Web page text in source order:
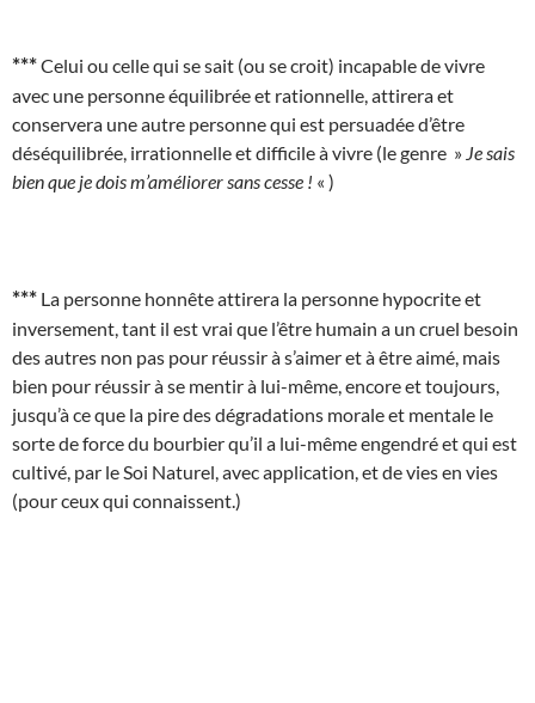
***Celui ou celle qui se sait (ou se croit) incapable de vivre
avec une personne équilibrée et rationnelle, attirera et
conservera une autre personne qui est persuadée d’être
déséquilibrée, irrationnelle et difficile à vivre (le genre » Je sais
bien que je dois m’améliorer sans cesse ! « )
*** La personne honnête attirera la personne hypocrite et
inversement, tant il est vrai que l’être humain a un cruel besoin
des autres non pas pour réussir à s’aimer et à être aimé, mais
bien pour réussir à se mentir à lui-même, encore et toujours,
jusqu’à ce que la pire des dégradations morale et mentale le
sorte de force du bourbier qu’il a lui-même engendré et qui est
cultivé, par le Soi Naturel, avec application, et de vies en vies
(pour ceux qui connaissent.)